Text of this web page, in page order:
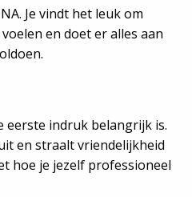
Je vindt het leuk om
en doet er alles aan
eerste indruk belangrijk is.
en straalt vriendelijkheid
hoe je jezelf professioneel